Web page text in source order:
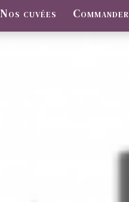
Nos cuvées Commander